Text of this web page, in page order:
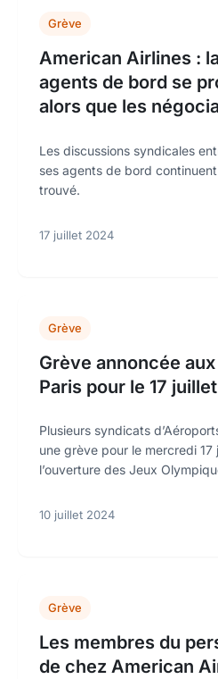
Grève
American Airlines :
agents de bord se
alors que les
Les discussions syndicales
ses agents de bord
trouvé.
17 juillet 2024
Grève
Grève annoncée
Paris pour le 17 juillet
Plusieurs syndicats
une grève pour le mercredi 17
l’ouverture des Jeux
10 juillet 2024
Grève
Les membres du
de chez American